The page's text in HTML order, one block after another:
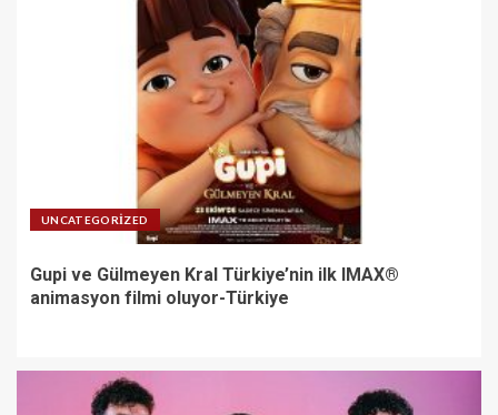
UNCATEGORIZED
Gupi ve Gülmeyen Kral Türkiye’nin ilk IMAX®
animasyon filmi oluyor-Türkiye